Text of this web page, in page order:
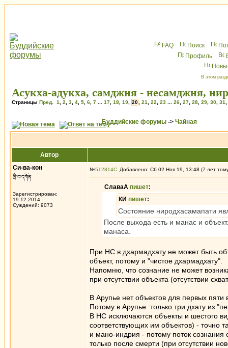
FAQ Поиск
Профиль
В этом
Асукха-адукха, самджня - несамджня,
Страницы Пред. 1 2 3 4 5 6 7 17 18 19 20 21 22 23 26 27 28 29 30 31
Буддийские форумы -> Чайная
Автор
Си-ва-кон
སྲི་བ་དཀོན
Зарегистрирован:
19.12.2014
Суждений: 9073
№512814 Добавлено: Сб 02 Ноя 19, 13:48 (7 лет
СлаваА пишет:
КИ пишет:
Состояние ниродхасамапати
После выхода есть и манас и
манаса.
При НС в дхармадхату не может быть
объект, потому и "чистое дхармадхату".
Напомню, что сознание не может
при отсутствии объекта (отсутствии
В Арупье нет объектов для первых
Потому в Арупье только три дхату из
В НС исключаются объекты и шестого
соответствующих им объектов) - точно
и мано-индрия - потому поток сознания
только после смерти (при отсутствии